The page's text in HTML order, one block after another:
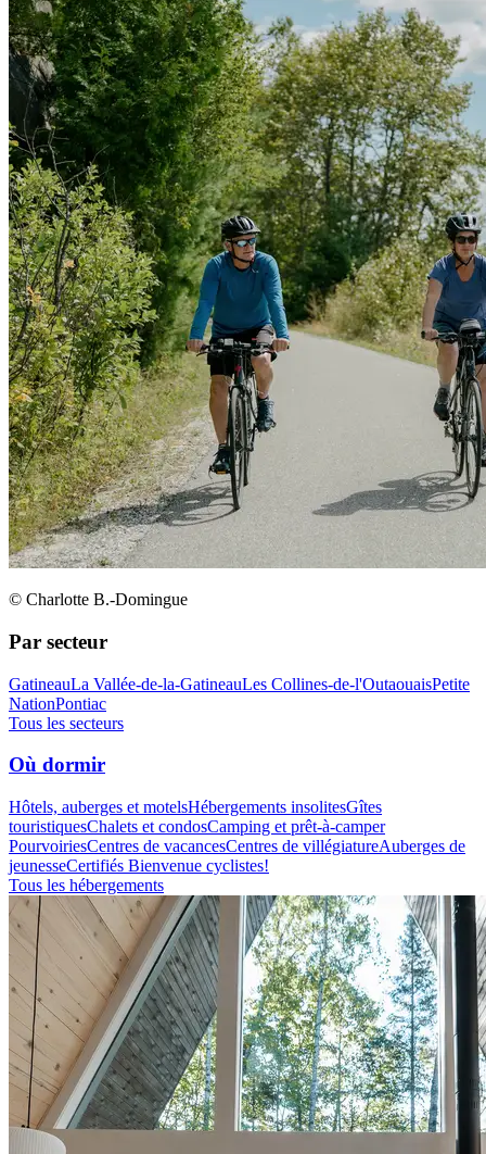
© Charlotte B.-Domingue
Par secteur
GatineauLa Vallée-de-la-GatineauLes Collines-de-l'OutaouaisPetite
NationPontiac
Tous les secteurs
Où dormir
Hôtels, auberges et motelsHébergements insolitesGîtes
touristiquesChalets et condosCamping et prêt-à-camper
PourvoiriesCentres de vacancesCentres de villégiatureAuberges de
jeunesseCertifiés Bienvenue cyclistes!
Tous les hébergements